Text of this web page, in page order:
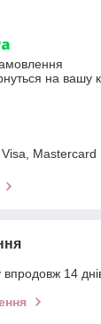
на вашу
Mastercard
14